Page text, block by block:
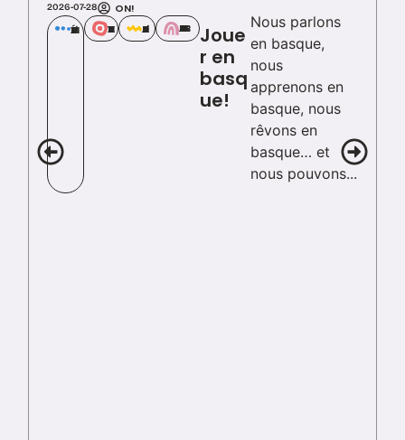
2026-07-28
ON!
DÉCOUVRIR L'EUSKARA
VIVRE EN EUSKARA APPRENDRE L'EUSKARA ACCOMPAGNER MES ENFANTS
Joue
r en
basq
ue!
Nous parlons
en basque,
nous
apprenons en
basque, nous
rêvons en
basque… et
nous pouvons...